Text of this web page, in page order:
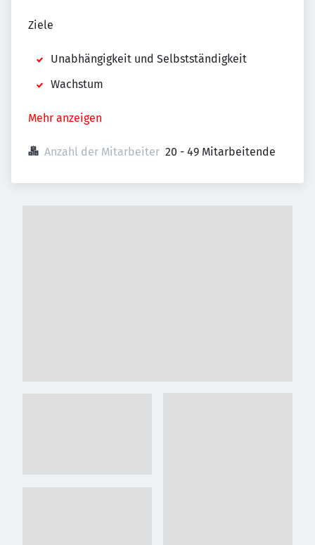
Ziele
Unabhängigkeit und Selbstständigkeit
Wachstum
Mehr anzeigen
Anzahl der Mitarbeiter 20 - 49 Mitarbeitende